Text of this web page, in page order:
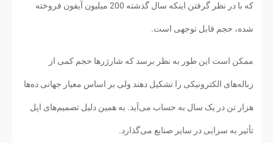
که با در نظر گرفتن اینکه سال گذشته 200 میلیون آیفون فروخته
شده، حجم قابل توجهی است.
ممکن است این طور به نظر برسد که شارژرها حجم کمی از
زباله‌های الکترونیکی را تشکیل دهند ولی بر اساس معیار جهانی ده‌ها
هزار تن در یک سال به حساب می‌آید. به همین دلیل تصمیم‌های اپل
تأثیر به سزایی در سایر صنایع می‌گذارد.